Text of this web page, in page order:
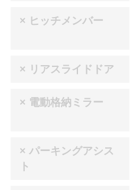
× ヒッチメンバー
× リアスライドドア
× 電動格納ミラー
× パーキングアシス
ト